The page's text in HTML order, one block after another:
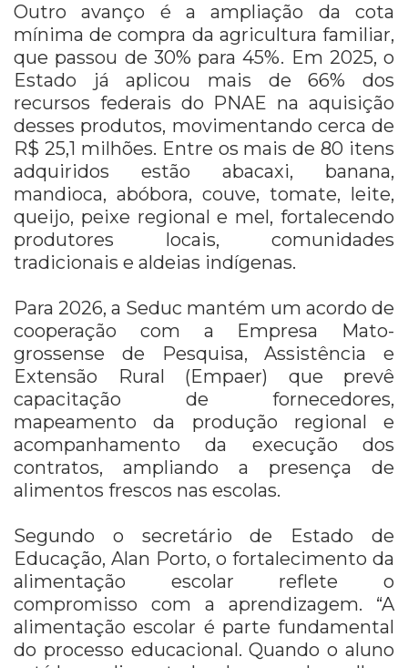
Outro avanço é a ampliação da cota
mínima de compra da agricultura familiar,
que passou de 30% para 45%. Em 2025, o
Estado já aplicou mais de 66% dos
recursos federais do PNAE na aquisição
desses produtos, movimentando cerca de
R$ 25,1 milhões. Entre os mais de 80 itens
adquiridos estão abacaxi, banana,
mandioca, abóbora, couve, tomate, leite,
queijo, peixe regional e mel, fortalecendo
produtores locais, comunidades
tradicionais e aldeias indígenas.
Para 2026, a Seduc mantém um acordo de
cooperação com a Empresa Mato-
grossense de Pesquisa, Assistência e
Extensão Rural (Empaer) que prevê
capacitação de fornecedores,
mapeamento da produção regional e
acompanhamento da execução dos
contratos, ampliando a presença de
alimentos frescos nas escolas.
Segundo o secretário de Estado de
Educação, Alan Porto, o fortalecimento da
alimentação escolar reflete o
compromisso com a aprendizagem. “A
alimentação escolar é parte fundamental
do processo educacional. Quando o aluno